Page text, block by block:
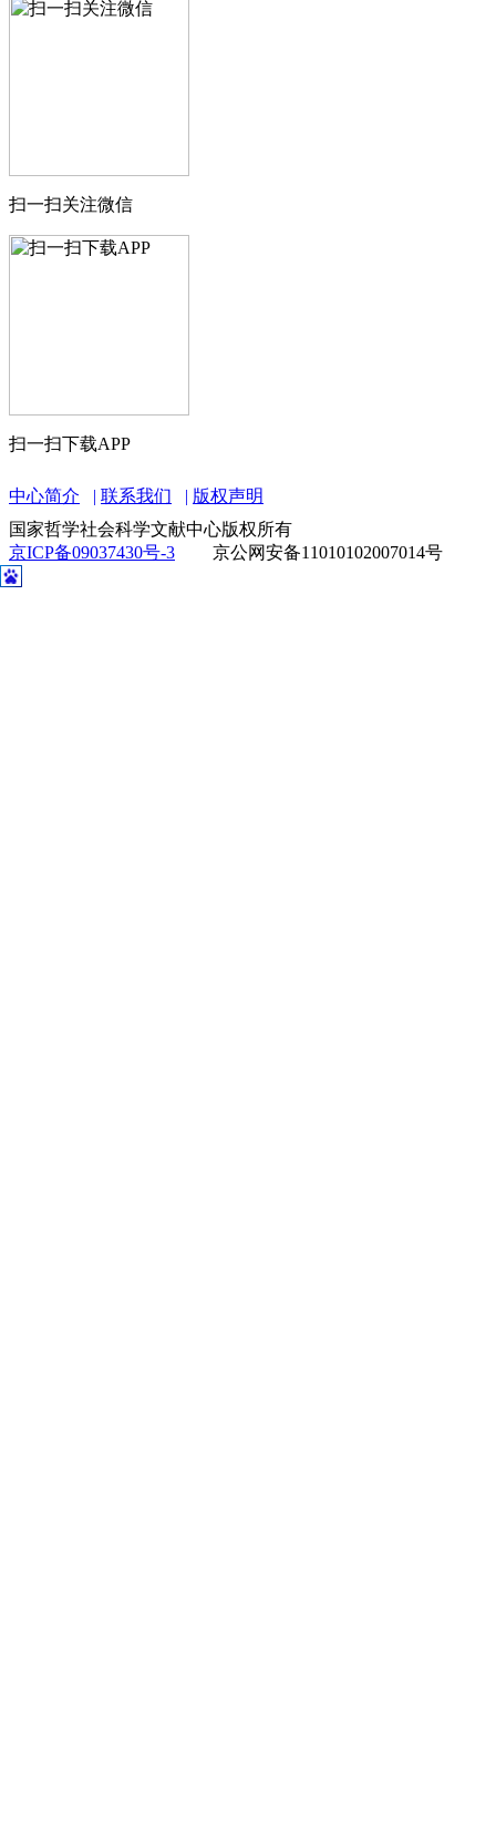
扫一扫关注微信
扫一扫下载APP
中心简介 联系我们
版权声明
国家哲学社会科学文献中心版权所有
京ICP备09037430号-3
京公网安备11010102007014号